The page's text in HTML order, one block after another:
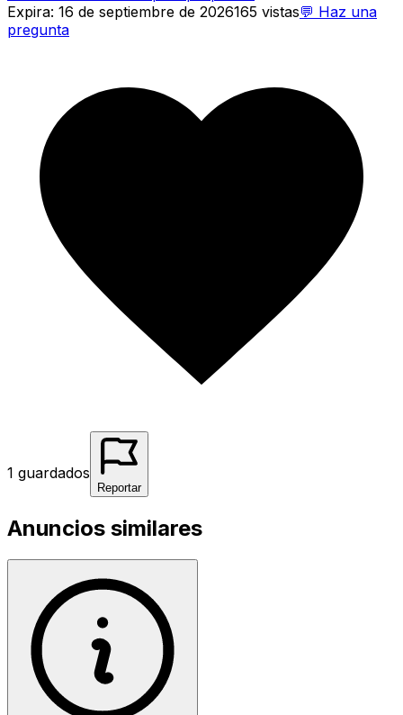
Expira: 16 de septiembre de 2026165 vistas💬 Haz una
pregunta
1 guardados
Reportar
Anuncios similares